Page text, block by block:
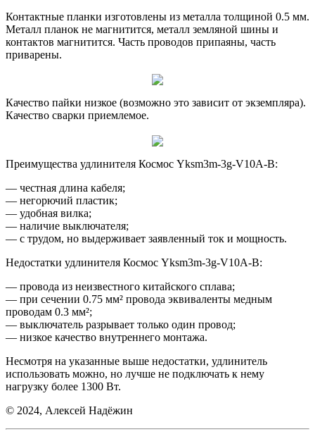
Контактные планки изготовлены из металла толщиной 0.5 мм.
Металл планок не магнитится, металл земляной шины и
контактов магнитится. Часть проводов припаяны, часть
приварены.
Качество пайки низкое (возможно это зависит от экземпляра).
Качество сварки приемлемое.
Преимущества удлинителя Космос Yksm3m-3g-V10A-B:
— честная длина кабеля;
— негорючий пластик;
— удобная вилка;
— наличие выключателя;
— с трудом, но выдерживает заявленный ток и мощность.
Недостатки удлинителя Космос Yksm3m-3g-V10A-B:
— провода из неизвестного китайского сплава;
— при сечении 0.75 мм² провода эквиваленты медным
проводам 0.3 мм²;
— выключатель разрывает только один провод;
— низкое качество внутреннего монтажа.
Несмотря на указанные выше недостатки, удлинитель
использовать можно, но лучше не подключать к нему
нагрузку более 1300 Вт.
© 2024, Алексей Надёжин